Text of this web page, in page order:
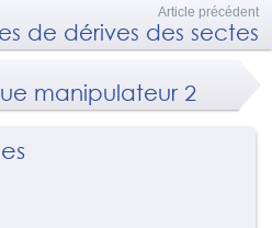
Article précédent
de dérives des sectes
manipulateur 2